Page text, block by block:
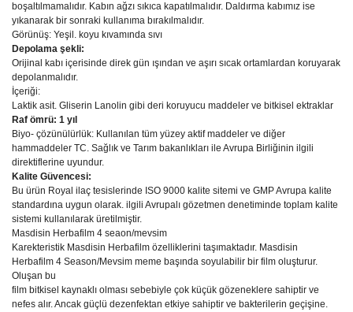
boşaltılmamalıdır. Kabın ağzı sıkıca kapatılmalıdır. Daldırma kabımız ise
yıkanarak bir sonraki kullanıma bırakılmalıdır.
Görünüş: Yeşil. koyu kıvamında sıvı
Depolama şekli:
Orijinal kabı içerisinde direk gün ışından ve aşırı sıcak ortamlardan koruyarak
depolanmalıdır.
İçeriği:
Laktik asit. Gliserin Lanolin gibi deri koruyucu maddeler ve bitkisel ektraklar
Raf ömrü: 1 yıl
Biyo- çözünülürlük: Kullanılan tüm yüzey aktif maddeler ve diğer
hammaddeler TC. Sağlık ve Tarım bakanlıkları ile Avrupa Birliğinin ilgili
direktiflerine uyundur.
Kalite Güvencesi:
Bu ürün Royal ilaç tesislerinde ISO 9000 kalite sitemi ve GMP Avrupa kalite
standardına uygun olarak. ilgili Avrupalı gözetmen denetiminde toplam kalite
sistemi kullanılarak üretilmiştir.
Masdisin Herbafilm 4 seaon/mevsim
Karekteristik Masdisin Herbafilm özelliklerini taşımaktadır. Masdisin
Herbafilm 4 Season/Mevsim meme başında soyulabilir bir film oluşturur.
Oluşan bu
film bitkisel kaynaklı olması sebebiyle çok küçük gözeneklere sahiptir ve
nefes alır. Ancak güçlü dezenfektan etkiye sahiptir ve bakterilerin geçişine.